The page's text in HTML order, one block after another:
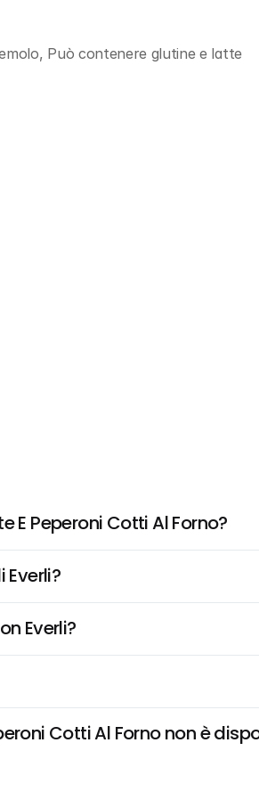
Può contenere glutine e latte
Peperoni Cotti Al Forno?
Everli?
Cotti Al Forno non è